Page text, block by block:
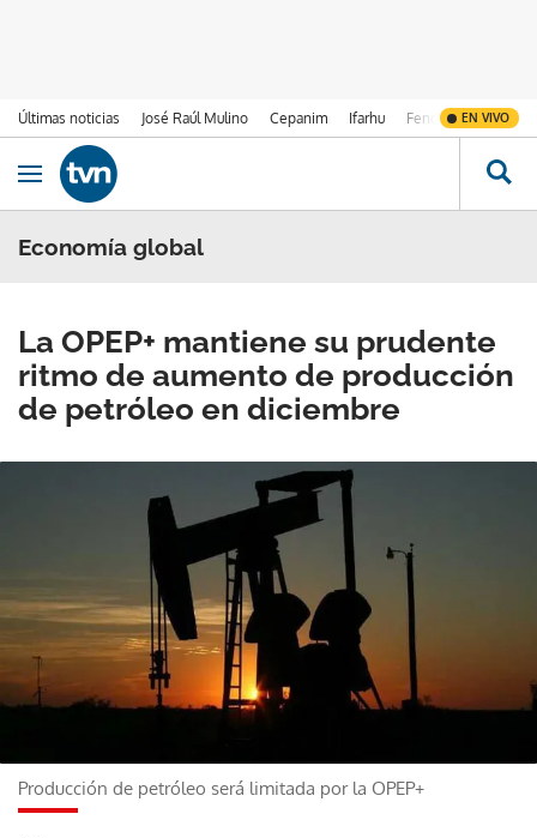
Últimas noticias José Raúl Mulino Cepanim Ifarhu Fenómeno de El
EN VIVO
Ir al contenido
Obrir navegació
Economía global
La OPEP+ mantiene su prudente
ritmo de aumento de producción
de petróleo en diciembre
Producción de petróleo será limitada por la OPEP+